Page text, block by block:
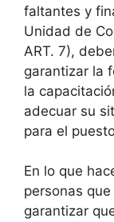
faltantes y
Unidad de
ART. 7),
garantizar la
la
adecuar su
para el
En lo que
personas
garantizar